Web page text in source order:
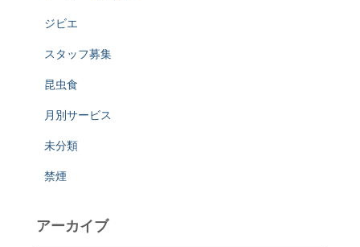
ジビエ
スタッフ募集
昆虫食
月別サービス
未分類
禁煙
アーカイブ